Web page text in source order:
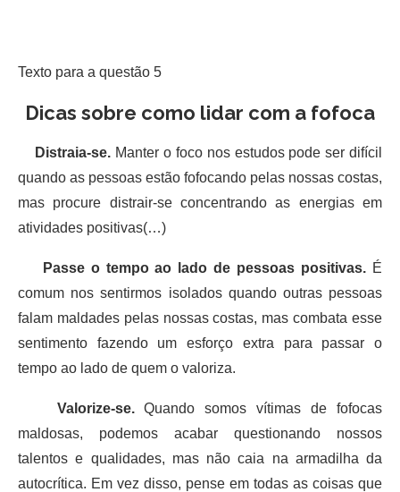
Texto para a questão 5
Dicas sobre como lidar com a fofoca
Distraia-se. Manter o foco nos estudos pode ser difícil
quando as pessoas estão fofocando pelas nossas costas,
mas procure distrair-se concentrando as energias em
atividades positivas(…)
Passe o tempo ao lado de pessoas positivas. É
comum nos sentirmos isolados quando outras pessoas
falam maldades pelas nossas costas, mas combata esse
sentimento fazendo um esforço extra para passar o
tempo ao lado de quem o valoriza.
Valorize-se.Quando somos vítimas de fofocas
maldosas, podemos acabar questionando nossos
talentos e qualidades, mas não caia na armadilha da
autocrítica. Em vez disso, pense em todas as coisas que